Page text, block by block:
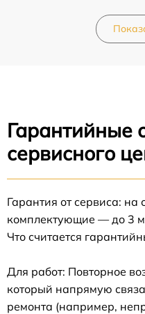
Гарантийные
сервисного
Гарантия от сервиса:
комплектующие — до 3
Что считается
Для работ: Повторное
который напрямую
ремонта (например,